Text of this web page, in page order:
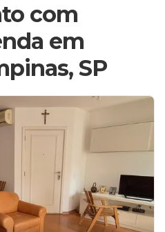
com
em
SP